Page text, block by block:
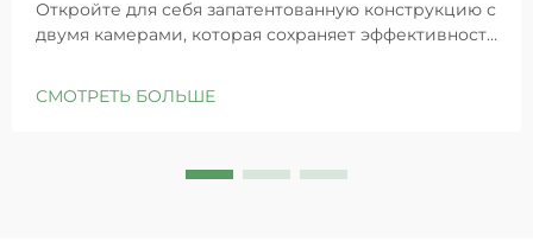
Откройте для себя запатентованную конструкцию с
двумя камерами, которая сохраняет эффективность
восстанавливает барьеры чувствительной кожи.
СМОТРЕТЬ БОЛЬШЕ